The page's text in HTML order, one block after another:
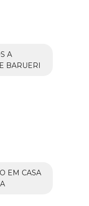
A
BARUERI
EM CASA